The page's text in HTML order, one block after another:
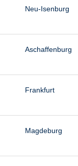
Neu-Isenburg
Aschaffenburg
Frankfurt
Magdeburg